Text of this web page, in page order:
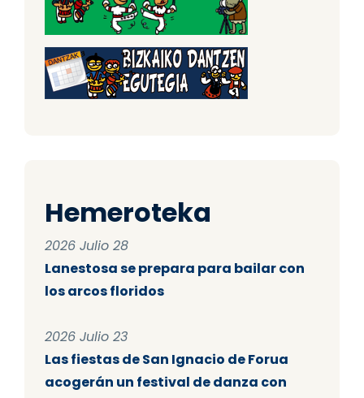
Hemeroteka
2026 Julio 28
Lanestosa se prepara para bailar con
los arcos floridos
2026 Julio 23
Las fiestas de San Ignacio de Forua
acogerán un festival de danza con